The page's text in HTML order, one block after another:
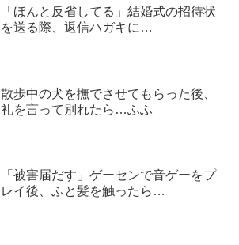
「ほんと反省してる」結婚式の招待状
を送る際、返信ハガキに…
散歩中の犬を撫でさせてもらった後、
礼を言って別れたら…ふふ
「被害届だす」ゲーセンで音ゲーをプ
レイ後、ふと髪を触ったら…